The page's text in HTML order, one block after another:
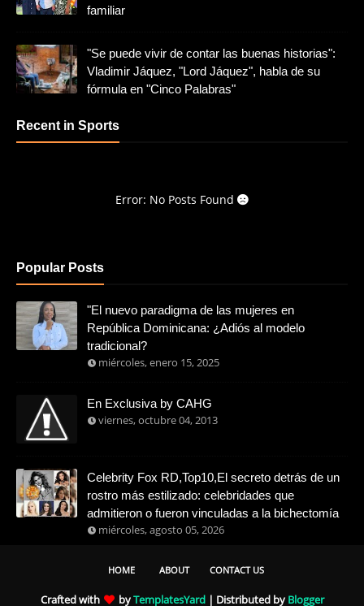
familiar
"Se puede vivir de contar las buenas historias":
Vladimir Jáquez, "Lord Jáquez", habla de su
fórmula en "Cinco Palabras"
Recent in Sports
Error: No Posts Found
Popular Posts
"El nuevo paradigma de las mujeres en
República Dominicana: ¿Adiós al modelo
tradicional?
miércoles, enero 15, 2025
En Exclusiva by CAHG
viernes, octubre 04, 2013
Celebrity Fox RD,Top10,El secreto detrás de un
rostro más estilizado: celebridades que
admitieron o fueron vinculadas a la bichectomía
miércoles, agosto 05, 2026
HOME ABOUT CONTACT US
Crafted with byTemplatesYard| Distributed by Blogger